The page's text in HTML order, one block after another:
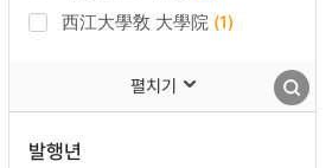
西江大學敎 大學院 (1)
펼치기
발행년